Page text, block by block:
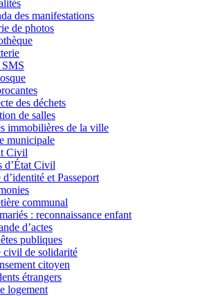
des manifestations
de photos
des déchets
de salles
immobilières de la ville
municipale
Civil
d’État Civil
d’identité et Passeport
communal
: reconnaissance enfant
d’actes
publiques
civil de solidarité
citoyen
étrangers
logement